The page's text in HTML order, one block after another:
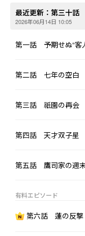
黙させた。
だった工房を業界の
やがて彼は知ることに
あの頃の全ての歪ん
その瞬間、鷹司司を極
それ以降、商界に恐
ことだけを目指すよう
最近更新： 第三十話
2026年06月14日 10:05
第一話 予期せぬ“客
第二話 七年の空白
第三話 祇園の再会
第四話 天才双子星
第五話 鷹司家の週
有料エピソード
第六話 蓮の反撃